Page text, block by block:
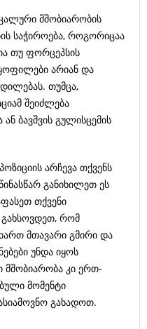
მშობიარობის
საჭიროება, როგორიცაა
თუ ფორცეპსის
არიან და
თუმცა,
შეიძლება
ბავშვის გულისცემის
არჩევა თქვენს
განიხილეთ ეს
თქვენი
რომ
მთავარი გმირი და
უნდა იყოს
კი ერთ-
მომენტი
გახადოთ.